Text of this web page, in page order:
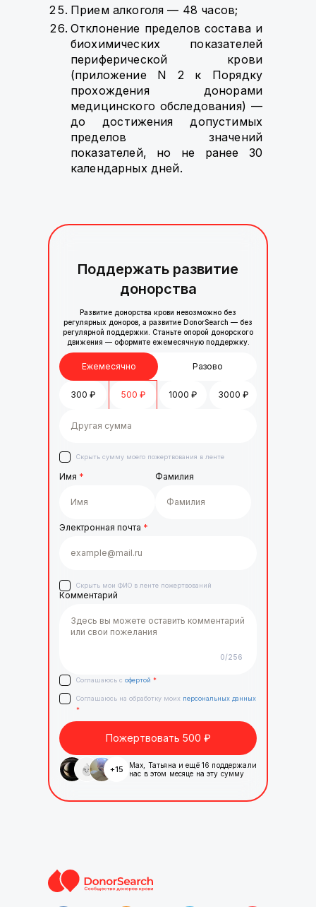
Прием алкоголя — 48 часов;
Отклонение пределов состава и
биохимических показателей
периферической крови
(приложение N 2 к Порядку
прохождения донорами
медицинского обследования) —
до достижения допустимых
пределов значений
показателей, но не ранее 30
календарных дней.
Поддержать развитие
донорства
Развитие донорства крови невозможно без
регулярных доноров, а развитие DonorSearch — без
регулярной поддержки. Станьте опорой донорского
движения — оформите ежемесячную поддержку.
Ежемесячно Разово
300 ₽ 500 ₽ 1000 ₽ 3000 ₽
Скрыть сумму моего пожертвования в ленте
Имя * Фамилия
Электронная почта *
Скрыть мои ФИО в ленте пожертвований
Комментарий
0/256
Соглашаюсь с офертой *
Соглашаюсь на обработку моих персональных данных
*
Пожертвовать 500 ₽
+15 Max Татьяна и ещё 16 поддержали
нас в этом месяце на эту сумму